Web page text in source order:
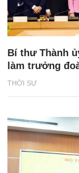
THỜI SỰ
Bí thư Thành
làm trưởng